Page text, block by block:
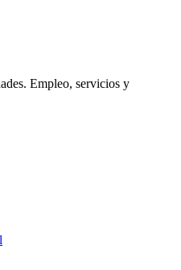
Empleo, servicios y